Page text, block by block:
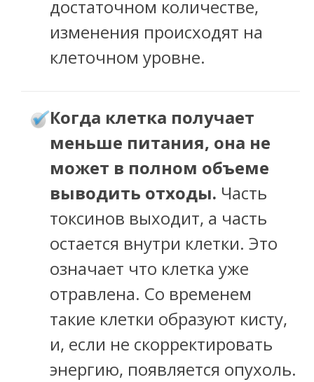
достаточном количестве,
изменения происходят на
клеточном уровне.
Когда клетка получает
меньше питания, она не
может в полном объеме
выводить отходы. Часть
токсинов выходит, а часть
остается внутри клетки. Это
означает что клетка уже
отравлена. Со временем
такие клетки образуют кисту,
и, если не скорректировать
энергию, появляется опухоль.